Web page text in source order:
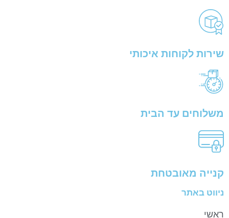
שירות לקוחות איכותי
משלוחים עד הבית
קנייה מאובטחת
ניווט באתר
ראשי